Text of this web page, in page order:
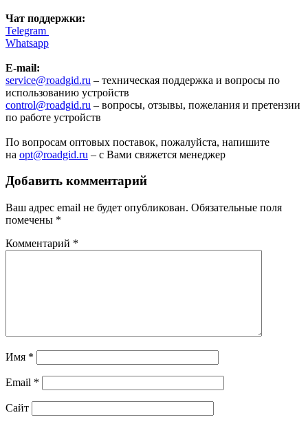
Чат поддержки:
Telegram
Whatsapp
E-mail:
service@roadgid.ru – техническая поддержка и вопросы по
использованию устройств
control@roadgid.ru – вопросы, отзывы, пожелания и претензии
по работе устройств
По вопросам оптовых поставок, пожалуйста, напишите
на opt@roadgid.ru – с Вами свяжется менеджер
Добавить комментарий
Ваш адрес email не будет опубликован. Обязательные поля
помечены *
Комментарий *
Имя *
Email *
Сайт